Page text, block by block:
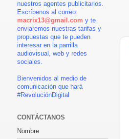
nuestros agentes publicitarios.
Escríbenos al correo:
macrix13@gmail.com y te
enviaremos nuestras tarifas y
propuestas que te pueden
interesar en la parrilla
audiovisual, web y redes
sociales.
Bienvenidos al medio de
comunicación que hará
#RevoluciónDigital
CONTÁCTANOS
Nombre